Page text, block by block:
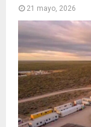
21 mayo, 2026